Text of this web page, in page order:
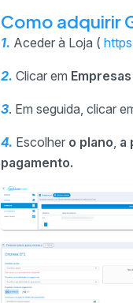
Como adquirir
1. Aceder à Loja (
2. Clicar em
3. Em seguida, clicar
4. Escolher o plano, a
pagamento.